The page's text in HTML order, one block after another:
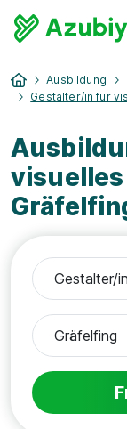
Ausbildung
Gestalter/in für